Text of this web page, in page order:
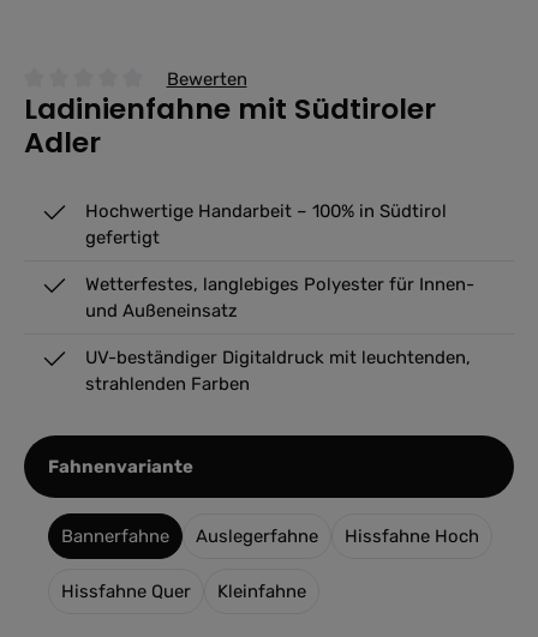
Durchschnittliche Bewertung von 0 von 5 Sternen
Bewerten
Ladinienfahne mit Südtiroler
Adler
Hochwertige Handarbeit – 100% in Südtirol
gefertigt
Wetterfestes, langlebiges Polyester für Innen-
und Außeneinsatz
UV-beständiger Digitaldruck mit leuchtenden,
strahlenden Farben
Fahnenvarianteauswählen
Bannerfahne Auslegerfahne Hissfahne Hoch
Hissfahne Quer Kleinfahne